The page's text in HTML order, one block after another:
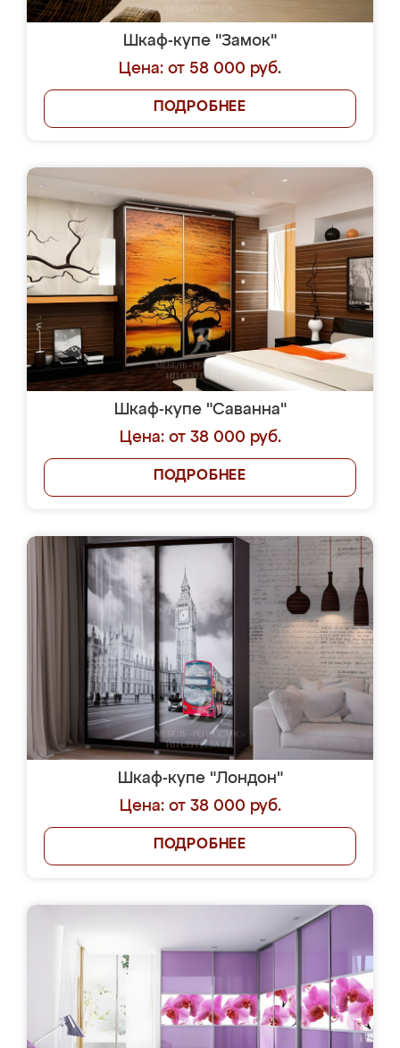
Шкаф-купе "Замок"
Цена: от 58 000 руб.
ПОДРОБНЕЕ
Шкаф-купе "Саванна"
Цена: от 38 000 руб.
ПОДРОБНЕЕ
Шкаф-купе "Лондон"
Цена: от 38 000 руб.
ПОДРОБНЕЕ